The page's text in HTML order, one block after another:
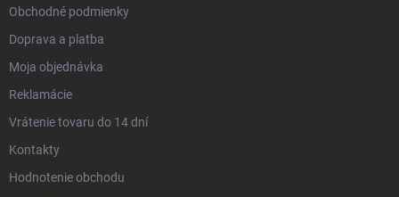
Obchodné podmienky
Doprava a platba
Moja objednávka
Reklamácie
Vrátenie tovaru do 14 dní
Kontakty
Hodnotenie obchodu